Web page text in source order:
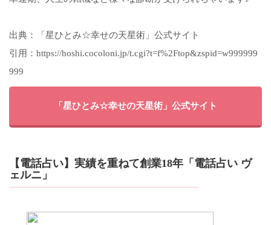
出典：「星ひとみ☆幸せの天星術」公式サイト
引用：https://hoshi.cocoloni.jp/t.cgi?t=f%2Ftop&zspid=w999999
999
「星ひとみ☆幸せの天星術」公式サイト
【電話占い】実績を重ねて創業18年「電話占い ヴ
ェルニ」